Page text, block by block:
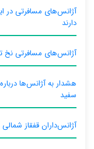
آژانس‌های مسافرتی در
دارند
آژانس‌های مسافرتی
هشدار به آژانس‌ها
سفید
آژانس‌داران قفقاز